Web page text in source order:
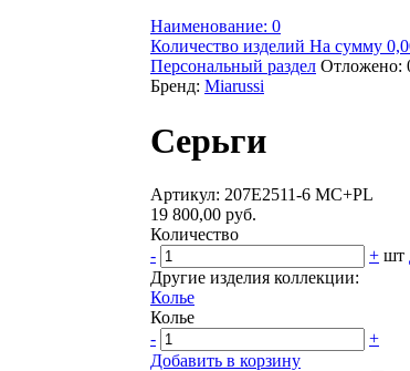
Наименование: 0
Количество изделий На сумму
Персональный раздел Отложено:
Бренд: Miarussi
Серьги
Артикул: 207Е2511-6 MC+PL
19 800,00 руб.
Количество
-
+ шт
Другие изделия коллекции:
Колье
Колье
-
+
Добавить в корзину